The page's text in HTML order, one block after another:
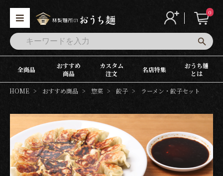
0
全商品
おすすめ
商品
カスタム
注文
名店特集
おうち麺
とは
HOME おすすめ商品 惣菜 餃子 ラーメン・餃子セット